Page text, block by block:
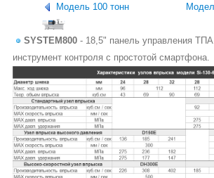
Модель 100 тонн
SYSTEM800 - 18,5" панель управления
инструмент контроля с простотой смартфона.